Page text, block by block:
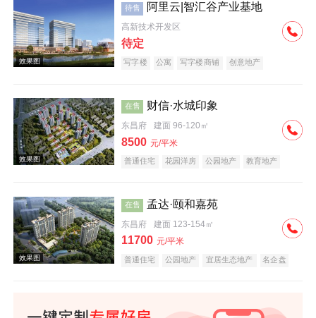
效果图
实景图
效果图
待售 阿里云|智汇谷产业基地
高新技术开发区
待定
写字楼 公寓 写字楼商铺
创意地产
在售 财信·水城印象
东昌府 建面 96-120㎡
8500 元/平米
普通住宅 花园洋房 公园地产 教育地产
在售 孟达·颐和嘉苑
东昌府 建面 123-154㎡
11700 元/平米
普通住宅 公园地产 宜居生态地产 名企盘